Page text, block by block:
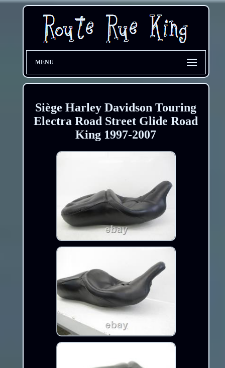
MENU
Siège Harley Davidson Touring
Electra Road Street Glide Road
King 1997-2007